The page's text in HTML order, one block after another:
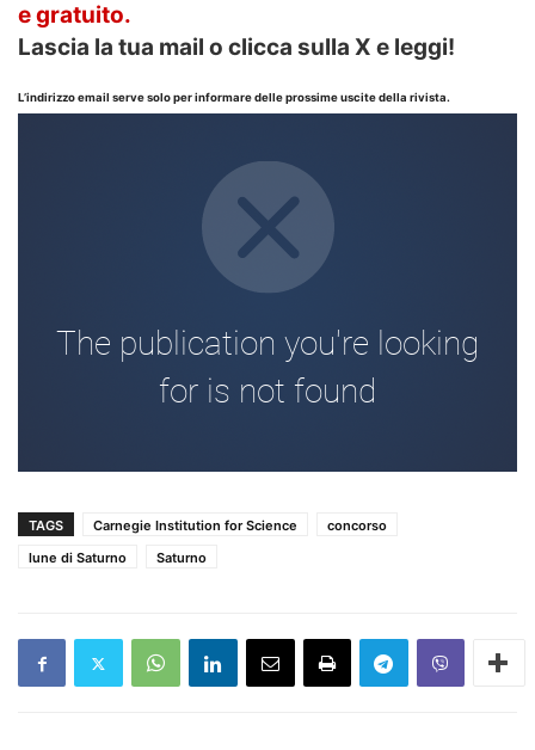
e gratuito.
Lascia la tua mail o clicca sulla X e leggi!
L’indirizzo email serve solo per informare delle prossime uscite della rivista.
TAGS Carnegie Institution for Science
concorso
lune di Saturno
Saturno